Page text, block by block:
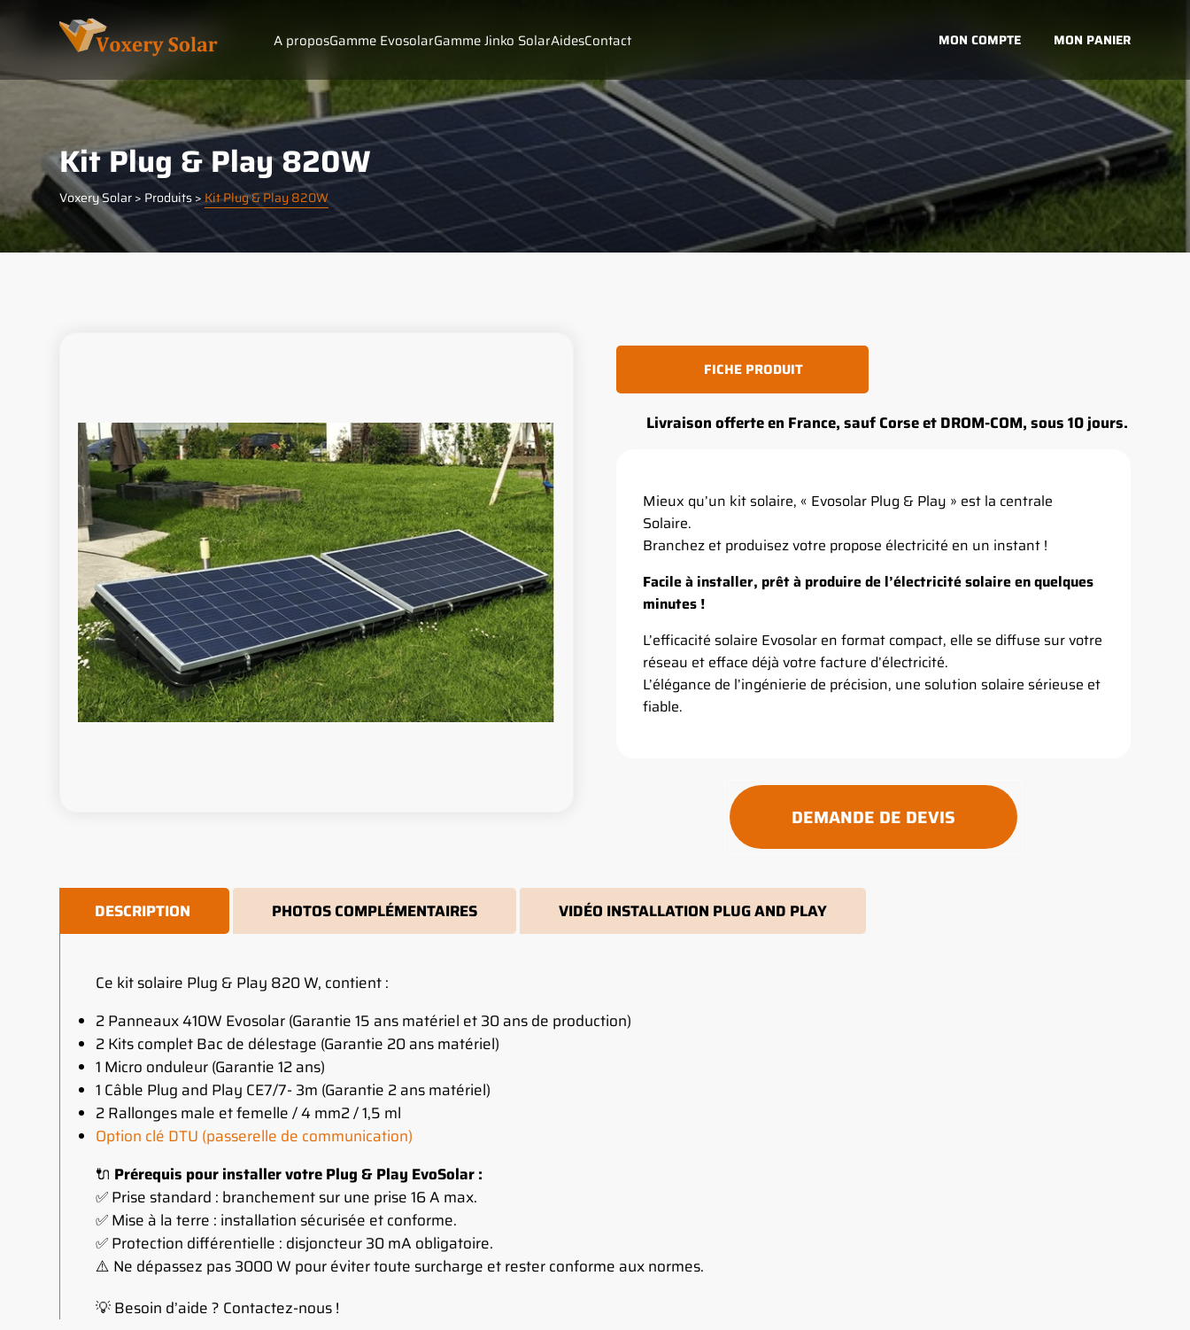
A proposGamme EvosolarGamme Jinko SolarAidesContact MON COMPTE MON PANIER
Kit Plug & Play 820W
Voxery Solar> Produits>Kit Plug & Play 820W
FICHE PRODUIT
Livraison offerte en France, sauf Corse et DROM-COM, sous 10 jours.
Mieux qu’un kit solaire, « Evosolar Plug & Play » est la centrale
Solaire.
Branchez et produisez votre propose électricité en un instant !
Facile à installer, prêt à produire de l’électricité solaire en quelques
minutes !
L’efficacité solaire Evosolar en format compact, elle se diffuse sur votre
réseau et efface déjà votre facture d’électricité.
L’élégance de l’ingénierie de précision, une solution solaire sérieuse et
fiable.
DEMANDE DE DEVIS
DESCRIPTION PHOTOS COMPLÉMENTAIRES VIDÉO INSTALLATION PLUG AND PLAY
Ce kit solaire Plug & Play 820 W, contient :
2 Panneaux 410W Evosolar (Garantie 15 ans matériel et 30 ans de production)
2 Kits complet Bac de délestage (Garantie 20 ans matériel)
1 Micro onduleur (Garantie 12 ans)
1 Câble Plug and Play CE7/7- 3m (Garantie 2 ans matériel)
2 Rallonges male et femelle / 4 mm2 / 1,5 ml
Option clé DTU (passerelle de communication)
🔌 Prérequis pour installer votre Plug & Play EvoSolar :
✅ Prise standard : branchement sur une prise 16 A max.
✅ Mise à la terre : installation sécurisée et conforme.
✅ Protection différentielle : disjoncteur 30 mA obligatoire.
⚠️ Ne dépassez pas 3000 W pour éviter toute surcharge et rester conforme aux normes.
💡 Besoin d’aide ? Contactez-nous !